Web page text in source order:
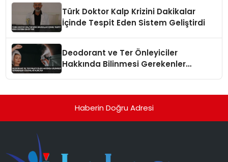
Türk Doktor Kalp Krizini Dakikalar
İçinde Tespit Eden Sistem Geliştirdi
Deodorant ve Ter Önleyiciler
Hakkında Bilinmesi Gerekenler
Haberin Doğru Adresi